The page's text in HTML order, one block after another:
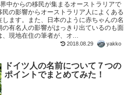
中からの移民が集まるオーストラリアで
の影響からオーストラリア人によくある
ます。また、日本のように赤ちゃんの名
有名人の影響がはっきり出ているのも面
現地在住の筆者が、オ...
2018.08.29 yakko
ドイツ人の名前について７つの
ポイントでまとめてみた！